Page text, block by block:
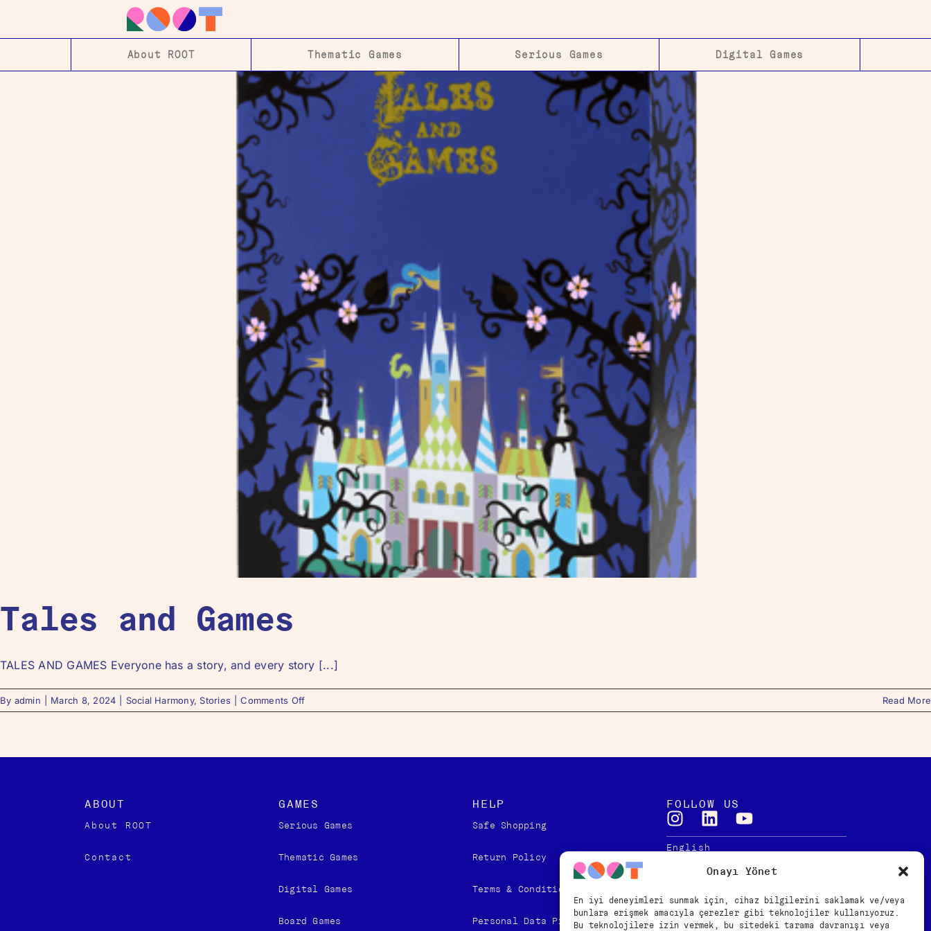
Onayı Yönet
En iyi deneyimleri sunmak için, cihaz bilgilerini saklamak ve/veya
bunlara erişmek amacıyla çerezler gibi teknolojiler kullanıyoruz.
Bu teknolojilere izin vermek, bu sitedeki tarama davranışı veya
About ROOT Thematic Games Serious Games Digital Games​
Tales and Games
TALES AND GAMES Everyone has a story, and every story [...]
By admin March 8, 2024 Social Harmony, Stories Comments Off Read More
ABOUT
About ROOT
Contact
GAMES
Serious Games
Thematic Games
Digital Games​
Board Games
HELP
Safe Shopping
Return Policy
Terms & Conditions
Personal Data Protection Law
FOLLOW US
English